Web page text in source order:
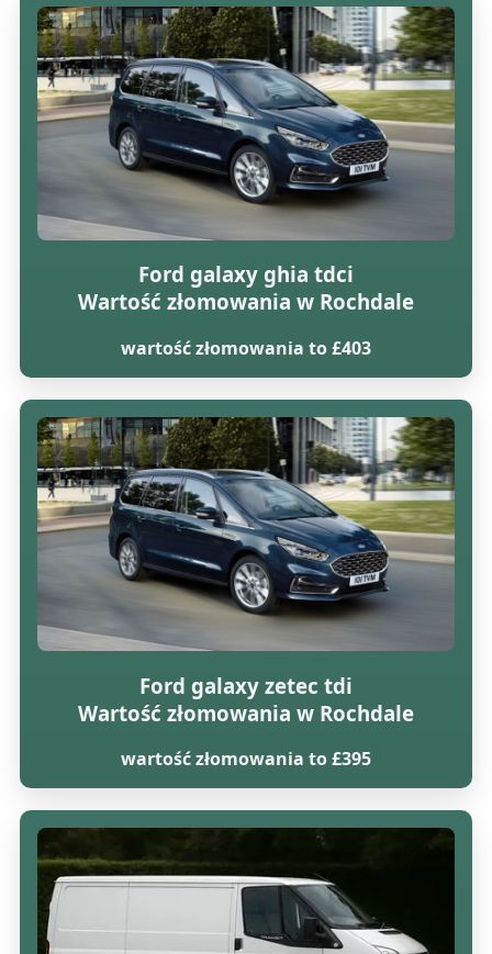
Ford galaxy ghia tdci
Wartość złomowania w Rochdale
wartość złomowania to £403
Ford galaxy zetec tdi
Wartość złomowania w Rochdale
wartość złomowania to £395